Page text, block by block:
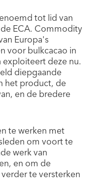
tot lid van
ECA. Commodity
Europa's
voor bulkcacao in
deze nu.
diepgaande
het product, de
en de bredere
te werken met
om voort te
werk van
en om de
te versterken